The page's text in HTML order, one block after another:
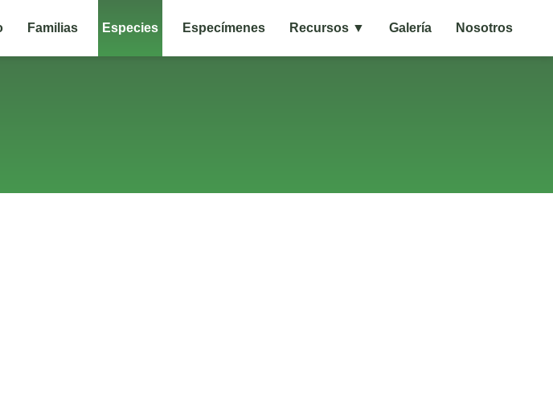
Familias Especies Especímenes Recursos ▼ Galería Nosotros